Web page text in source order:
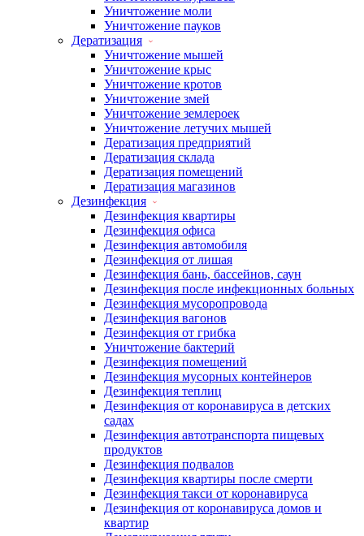
Уничтожение моли
Уничтожение пауков
Дератизация
Уничтожение мышей
Уничтожение крыс
Уничтожение кротов
Уничтожение змей
Уничтожение землероек
Уничтожение летучих мышей
Дератизация предприятий
Дератизация склада
Дератизация помещений
Дератизация магазинов
Дезинфекция
Дезинфекция квартиры
Дезинфекция офиса
Дезинфекция автомобиля
Дезинфекция от лишая
Дезинфекция бань, бассейнов, саун
Дезинфекция после инфекционных больных
Дезинфекция мусоропровода
Дезинфекция вагонов
Дезинфекция от грибка
Уничтожение бактерий
Дезинфекция помещений
Дезинфекция мусорных контейнеров
Дезинфекция теплиц
Дезинфекция от коронавируса в детских
садах
Дезинфекция автотранспорта пищевых
продуктов
Дезинфекция подвалов
Дезинфекция квартиры после смерти
Дезинфекция такси от коронавируса
Дезинфекция от коронавируса домов и
квартир